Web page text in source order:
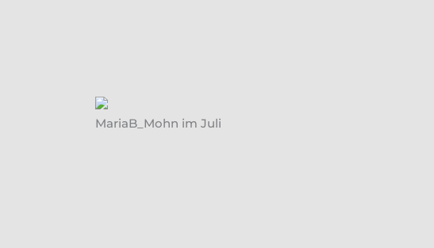
MariaB_Mohn im Juli